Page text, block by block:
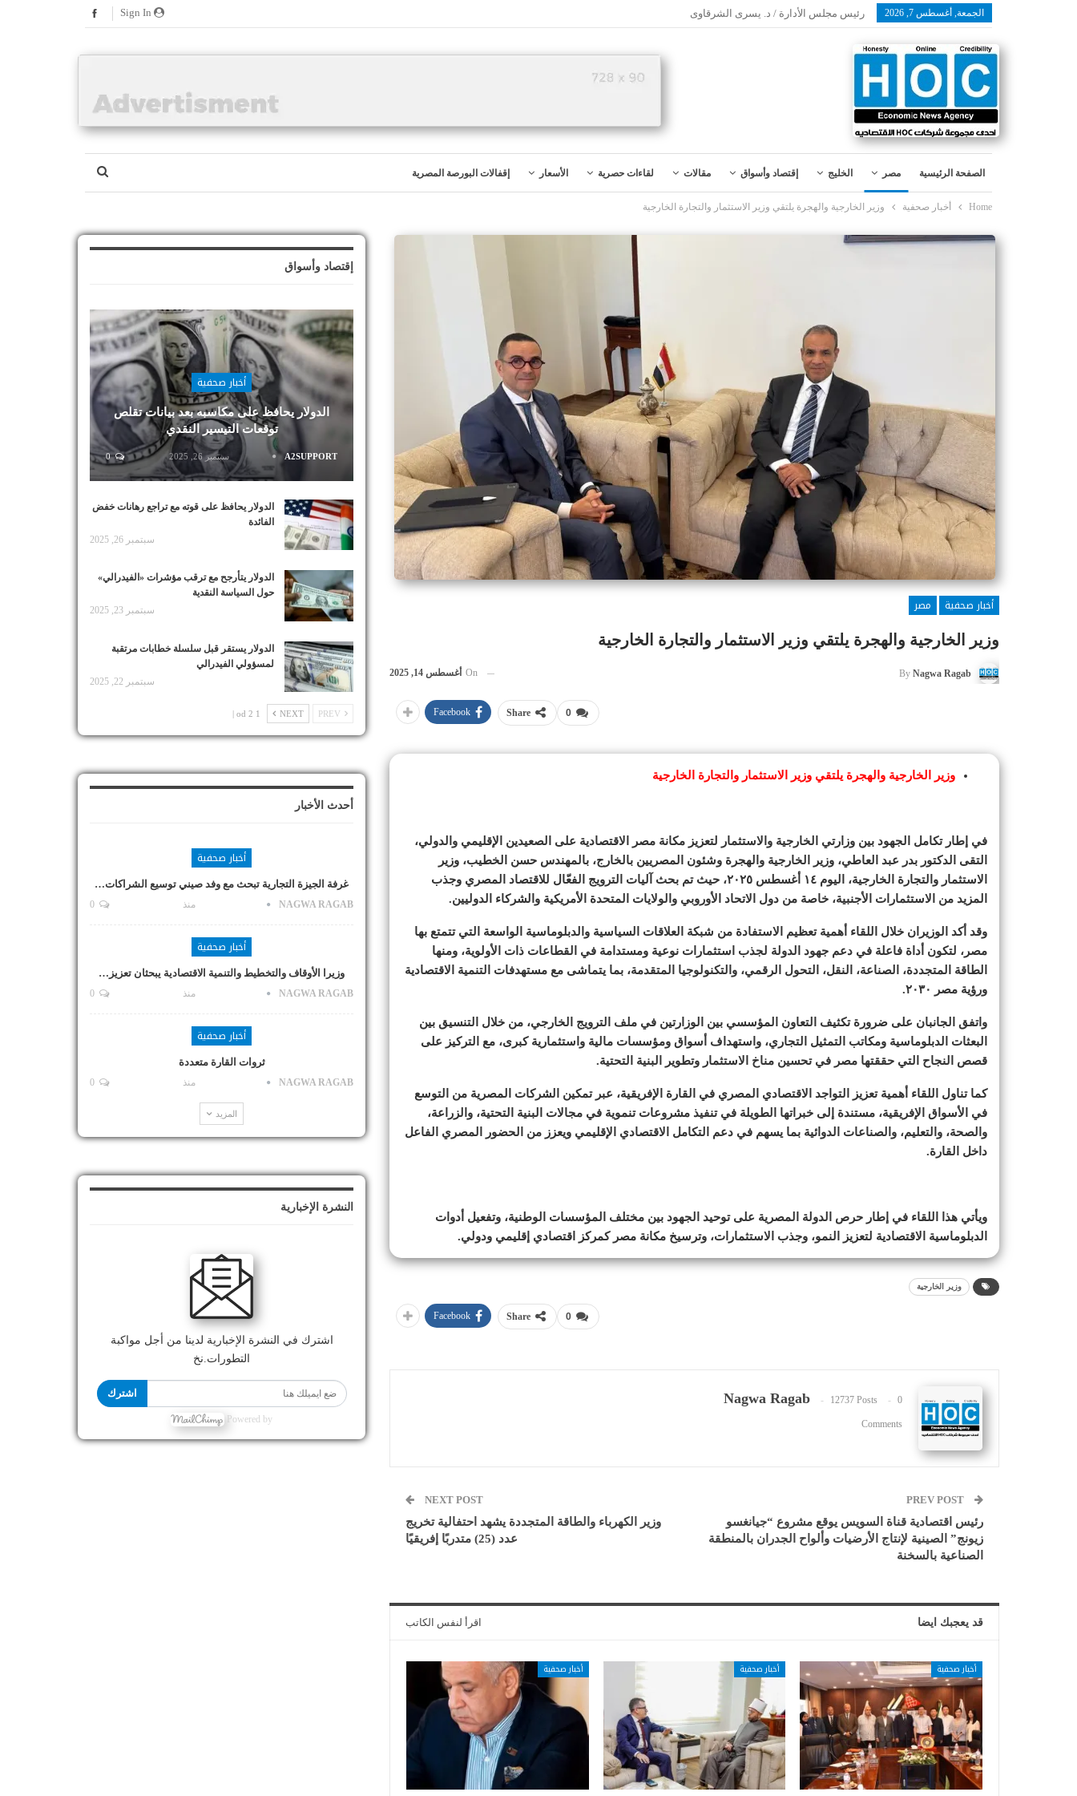
الجمعة, أغسطس 7, 2026 رئيس مجلس الأدارة / د. يسرى الشرقاوى
الصفحة الرئيسية مصر الخليج إقتصاد وأسواق مقالات لقاءات حصرية الأسعار إقفالات البورصة المصرية
Home أخبار صحفية وزير الخارجية والهجرة يلتقي وزير الاستثمار والتجارة الخارجية
أخبار صحفية
مصر
وزير الخارجية والهجرة يلتقي وزير الاستثمار والتجارة الخارجية
By Nagwa Ragab
On أغسطس 14, 2025
0
Share
Facebook
وزير الخارجية والهجرة يلتقي وزير الاستثمار والتجارة الخارجية
في إطار تكامل الجهود بين وزارتي الخارجية والاستثمار لتعزيز مكانة مصر الاقتصادية على الصعيدين الإقليمي والدولي،
التقى الدكتور بدر عبد العاطي، وزير الخارجية والهجرة وشئون المصريين بالخارج، بالمهندس حسن الخطيب، وزير
الاستثمار والتجارة الخارجية، اليوم ١٤ أغسطس ٢٠٢٥، حيث تم بحث آليات الترويج الفعّال للاقتصاد المصري وجذب
المزيد من الاستثمارات الأجنبية، خاصة من دول الاتحاد الأوروبي والولايات المتحدة الأمريكية والشركاء الدوليين.
وقد أكد الوزيران خلال اللقاء أهمية تعظيم الاستفادة من شبكة العلاقات السياسية والدبلوماسية الواسعة التي تتمتع بها
مصر، لتكون أداة فاعلة في دعم جهود الدولة لجذب استثمارات نوعية ومستدامة في القطاعات ذات الأولوية، ومنها
الطاقة المتجددة، الصناعة، النقل، التحول الرقمي، والتكنولوجيا المتقدمة، بما يتماشى مع مستهدفات التنمية الاقتصادية
ورؤية مصر ٢٠٣٠.
واتفق الجانبان على ضرورة تكثيف التعاون المؤسسي بين الوزارتين في ملف الترويج الخارجي، من خلال التنسيق بين
البعثات الدبلوماسية ومكاتب التمثيل التجاري، واستهداف أسواق ومؤسسات مالية واستثمارية كبرى، مع التركيز على
قصص النجاح التي حققتها مصر في تحسين مناخ الاستثمار وتطوير البنية التحتية.
كما تناول اللقاء أهمية تعزيز التواجد الاقتصادي المصري في القارة الإفريقية، عبر تمكين الشركات المصرية من التوسع
في الأسواق الإفريقية، مستندة إلى خبراتها الطويلة في تنفيذ مشروعات تنموية في مجالات البنية التحتية، والزراعة،
والصحة، والتعليم، والصناعات الدوائية بما يسهم في دعم التكامل الاقتصادي الإقليمي ويعزز من الحضور المصري الفاعل
داخل القارة.
ويأتي هذا اللقاء في إطار حرص الدولة المصرية على توحيد الجهود بين مختلف المؤسسات الوطنية، وتفعيل أدوات
الدبلوماسية الاقتصادية لتعزيز النمو، وجذب الاستثمارات، وترسيخ مكانة مصر كمركز اقتصادي إقليمي ودولي.
وزير الخارجية
0
Share
Facebook
Nagwa Ragab 12737 Posts 0
Comments
رئيس اقتصادية قناة السويس يوقع مشروع “جيانغسو
زيونج” الصينية لإنتاج الأرضيات وألواح الجدران بالمنطقة
الصناعية بالسخنة
NEXT POST
وزير الكهرباء والطاقة المتجددة يشهد احتفالية تخريج
عدد (25) متدربًا إفريقيًا
قد يعجبك ايضا اقرأ لنفس الكاتب
أخبار صحفية أخبار صحفية أخبار صحفية
إقتصاد وأسواق
أخبار صحفية
الدولار يحافظ على مكاسبه بعد بيانات تقلص
توقعات التيسير النقدي
A2SUPPORT سبتمبر 26, 2025 0
الدولار يحافظ على قوته مع تراجع رهانات خفض
الفائدة
سبتمبر 26, 2025
الدولار يتأرجح مع ترقب مؤشرات «الفيدرالي»
حول السياسة النقدية
سبتمبر 23, 2025
الدولار يستقر قبل سلسلة خطابات مرتقبة
لمسؤولي الفيدرالي
سبتمبر 22, 2025
NEXT
1 od 2 |
أحدث الأخبار
أخبار صحفية
غرفة الجيزة التجارية تبحث مع وفد صيني توسيع الشراكات…
NAGWA RAGAB منذ
أخبار صحفية
وزيرا الأوقاف والتخطيط والتنمية الاقتصادية يبحثان تعزيز…
NAGWA RAGAB منذ
أخبار صحفية
ثروات القارة متعددة
NAGWA RAGAB منذ
المزيد
النشرة الإخبارية
اشترك في النشرة الإخبارية لدينا من أجل مواكبة
التطورات.نخ
اشترك
Powered by